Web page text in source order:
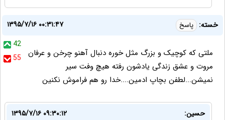
خسته: پاسخ
۱۳۹۵/۷/۱۶ ۰۰:۳۱:۴۷
42
55
ملتی که کوچیک و بزرگ مثل خوره دنبال آهنو چرخن و عرفان
مروت و عشق زندگی یادشون رفته هیچ وفت سیر
نمیشن...لطفن بچاپ ادمین....خدا رو هم فراموش نکنین
حسین:
۱۳۹۵/۷/۱۶ ۰۹:۳۰:۱۲